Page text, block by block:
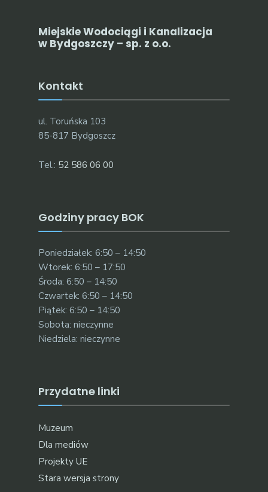
Miejskie Wodociągi i Kanalizacja
w Bydgoszczy – sp. z o.o.
Kontakt
ul. Toruńska 103
85-817 Bydgoszcz
Tel.: 52 586 06 00
Godziny pracy BOK
Poniedziałek: 6:50 – 14:50
Wtorek: 6:50 – 17:50
Środa: 6:50 – 14:50
Czwartek: 6:50 – 14:50
Piątek: 6:50 – 14:50
Sobota: nieczynne
Niedziela: nieczynne
Przydatne linki
Muzeum
Dla mediów
Projekty UE
Stara wersja strony